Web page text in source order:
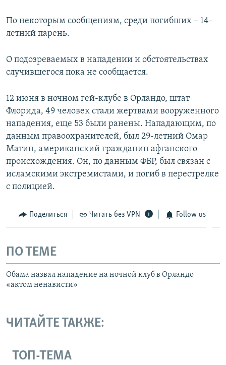
По некоторым сообщениям, среди погибших – 14-
летний парень.
О подозреваемых в нападении и обстоятельствах
случившегося пока не сообщается.
12 июня в ночном гей-клубе в Орландо, штат
Флорида, 49 человек стали жертвами вооруженного
нападения, еще 53 были ранены. Нападающим, по
данным правоохранителей, был 29-летний Омар
Матин, американский гражданин афганского
происхождения. Он, по данным ФБР, был связан с
исламскими экстремистами, и погиб в перестрелке
с полицией.
Поделиться Читать без VPN Follow us
ПО ТЕМЕ
Обама назвал нападение на ночной клуб в Орландо
«актом ненависти»
ЧИТАЙТЕ ТАКЖЕ:
ТОП-ТЕМА